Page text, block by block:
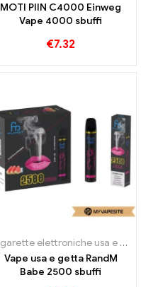
MOTI PIIN C4000 Einweg
Vape 4000 sbuffi
€7.32
Sigarette elettroniche usa e getta
Vape usa e getta RandM
Babe 2500 sbuffi